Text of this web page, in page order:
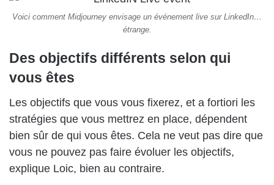
Voici comment Midjourney envisage un événement live sur LinkedIn…
étrange.
Des objectifs différents selon qui
vous êtes
Les objectifs que vous vous fixerez, et a fortiori les
stratégies que vous mettrez en place, dépendent
bien sûr de qui vous êtes. Cela ne veut pas dire que
vous ne pouvez pas faire évoluer les objectifs,
explique Loic, bien au contraire.